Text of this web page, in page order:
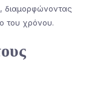
διαμορφώνοντας
του χρόνου.